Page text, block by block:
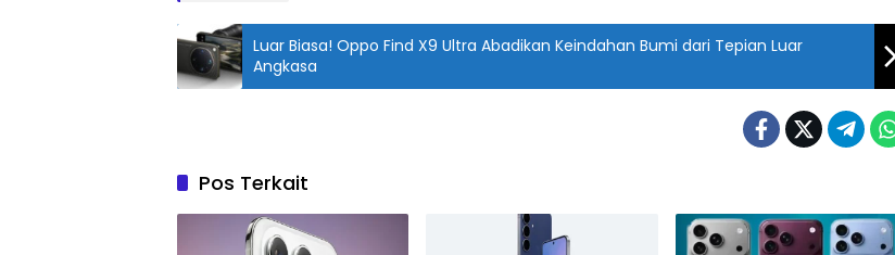
Luar Biasa! Oppo Find X9 Ultra Abadikan Keindahan Bumi dari Tepian Luar
Angkasa
Pos Terkait